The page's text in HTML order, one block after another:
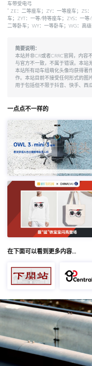
车带受电弓
* ZE：二等座车；ZY：一等座车；ZS
车；ZYT：一等/特等座车；ZYS：一
二等卧车；WY：一等卧车；WG：高
简要说明：
本站并非CR或者CRRC官网，内
与官方不一致，不属于错误。本站
本站所有动车组萌化头像均获得著
作。本站目前不接受任何形式的图
用于包括但不限于抖音、快手、西
一点点不一样的
在下面可以看到更多内容…